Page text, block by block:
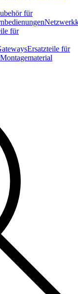
für
für
Ersatzteile für
Montagematerial